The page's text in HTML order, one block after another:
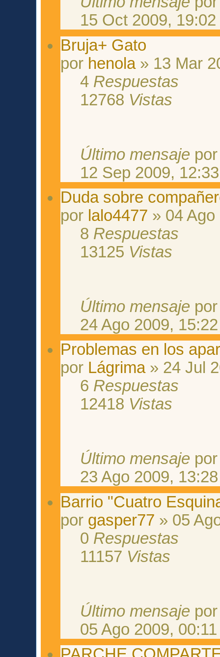
15 Oct 2009, 19:02
Bruja+ Gato
por henola» 13 Mar
4 Respuestas
12768 Vistas
Último mensaje
12 Sep 2009, 12:33
Duda sobre
por lalo4477 » 04
8 Respuestas
13125 Vistas
Último mensaje
24 Ago 2009, 15:22
Problemas en los
por Lágrima» 24 Jul
6 Respuestas
12418 Vistas
Último mensaje
23 Ago 2009, 13:28
Barrio "Cuatro
por gasper77 » 05
0 Respuestas
11157 Vistas
Último mensaje
05 Ago 2009, 00:11